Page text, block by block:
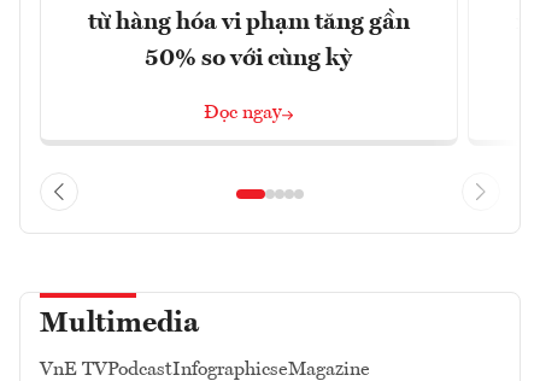
từ hàng hóa vi phạm tăng gần
50% so với cùng kỳ
Đọc ngay
Multimedia
VnE TVPodcastInfographicseMagazine